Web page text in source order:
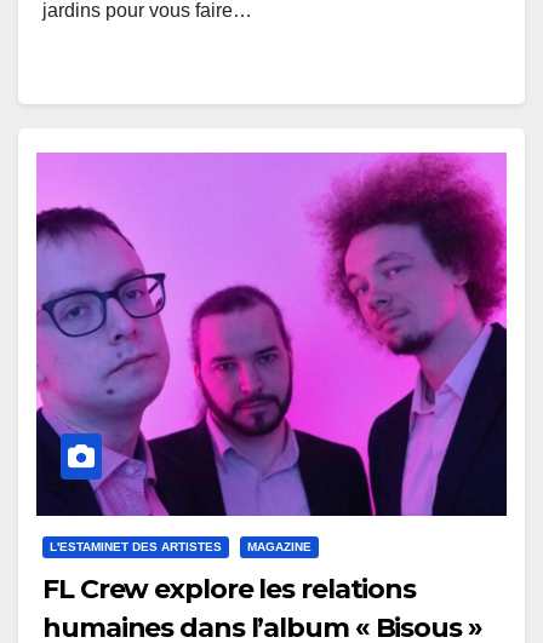
jardins pour vous faire…
L'ESTAMINET DES ARTISTES MAGAZINE
FL Crew explore les relations
humaines dans l’album « Bisous »